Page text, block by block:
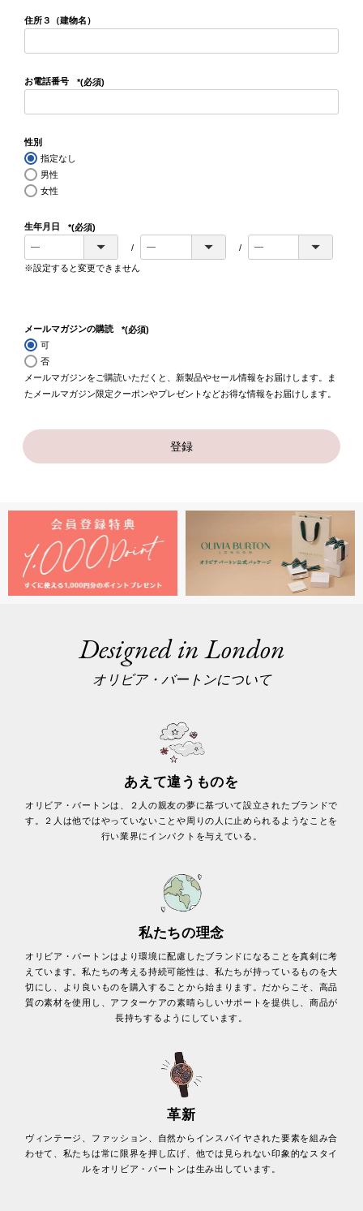
住所３（建物名）
お電話番号 (必須)
性別
指定なし
男性
女性
生年月日 (必須)
※設定すると変更できません
メールマガジンの購読
(必須)
可
否
メールマガジンをご購読いただくと、新製品やセール情報をお届けします。ま
たメールマガジン限定クーポンやプレゼントなどお得な情報をお届けします。
登録
Designed in London
オリビア・バートンについて
あえて違うものを
オリビア・バートンは、２人の親友の夢に基づいて設立されたブランドで
す。２人は他ではやっていないことや周りの人に止められるようなことを
行い業界にインパクトを与えている。
私たちの理念
オリビア・バートンはより環境に配慮したブランドになることを真剣に考
えています。私たちの考える持続可能性は、私たちが持っているものを大
切にし、より良いものを購入することから始まります。だからこそ、高品
質の素材を使用し、アフターケアの素晴らしいサポートを提供し、商品が
長持ちするようにしています。
革新
ヴィンテージ、ファッション、自然からインスパイヤされた要素を組み合
わせて、私たちは常に限界を押し広げ、他では見られない印象的なスタイ
ルをオリビア・バートンは生み出しています。